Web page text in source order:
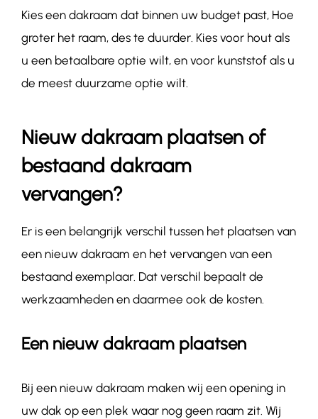
Kies een dakraam dat binnen uw budget past, Hoe
groter het raam, des te duurder. Kies voor hout als
u een betaalbare optie wilt, en voor kunststof als u
de meest duurzame optie wilt.
Nieuw dakraam plaatsen of
bestaand dakraam
vervangen?
Er is een belangrijk verschil tussen het plaatsen van
een nieuw dakraam en het vervangen van een
bestaand exemplaar. Dat verschil bepaalt de
werkzaamheden en daarmee ook de kosten.
Een nieuw dakraam plaatsen
Bij een nieuw dakraam maken wij een opening in
uw dak op een plek waar nog geen raam zit. Wij